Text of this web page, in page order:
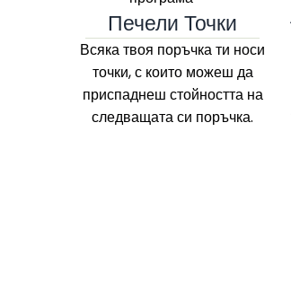
Печели Точки
Всяка твоя поръчка ти носи
точки, с които можеш да
приспаднеш стойността на
следващата си поръчка.